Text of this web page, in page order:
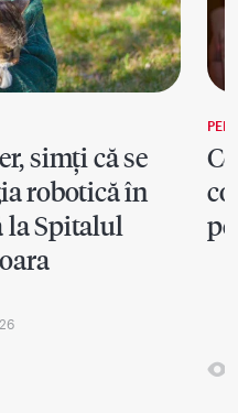
simți că se
robotică în
la Spitalul